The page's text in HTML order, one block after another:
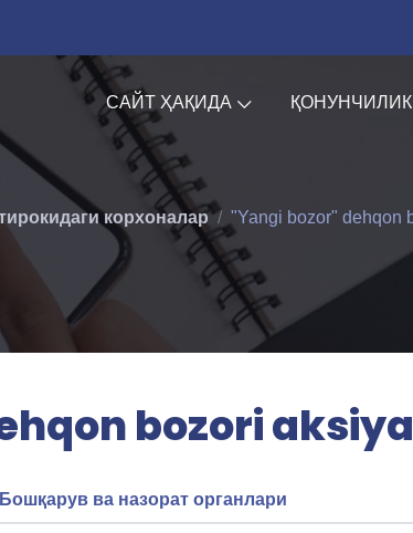
САЙТ ҲАҚИДА ҚОНУНЧИЛИК
корхоналар "Yangi bozor" dehqon
bozori
Бошқарув ва назорат органлари